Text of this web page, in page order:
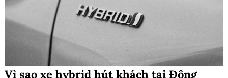
Vì sao xe hybrid hút khách tại Đông